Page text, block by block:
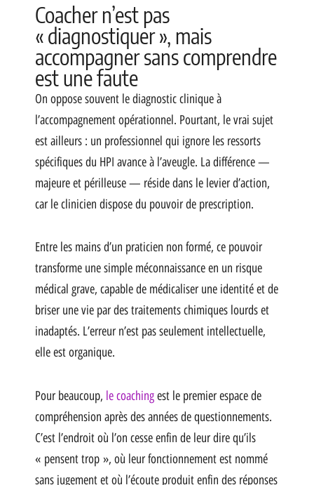
Coacher n’est pas
« diagnostiquer », mais
accompagner sans comprendre
est une faute
On oppose souvent le diagnostic clinique à
l’accompagnement opérationnel. Pourtant, le vrai sujet
est ailleurs : un professionnel qui ignore les ressorts
spécifiques du HPI avance à l’aveugle. La différence —
majeure et périlleuse — réside dans le levier d’action,
car le clinicien dispose du pouvoir de prescription.
Entre les mains d’un praticien non formé, ce pouvoir
transforme une simple méconnaissance en un risque
médical grave, capable de médicaliser une identité et de
briser une vie par des traitements chimiques lourds et
inadaptés. L’erreur n’est pas seulement intellectuelle,
elle est organique.
Pour beaucoup, le coachingest le premier espace de
compréhension après des années de questionnements.
C’est l’endroit où l’on cesse enfin de leur dire qu’ils
« pensent trop », où leur fonctionnement est nommé
sans jugement et où l’écoute produit enfin des réponses